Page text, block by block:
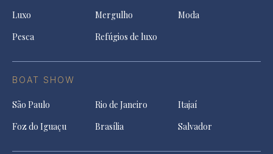
Luxo
Mergulho
Moda
Pesca
Refúgios de luxo
BOAT SHOW
São Paulo Rio de Janeiro
Itajaí
Foz do Iguaçu
Brasília Salvador